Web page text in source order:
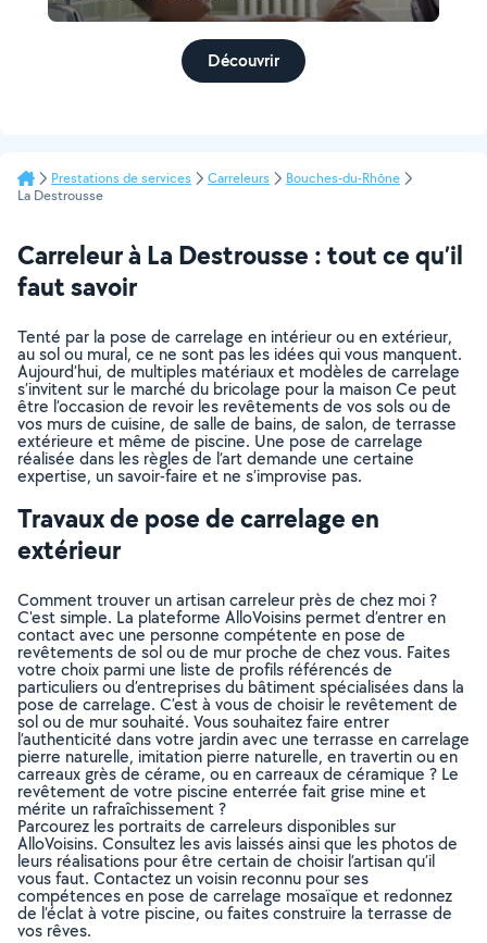
Découvrir
Prestations de services Carreleurs
Bouches-du-Rhône
La Destrousse
Carreleur à La Destrousse : tout ce qu’il
faut savoir
Tenté par la pose de carrelage en intérieur ou en extérieur,
au sol ou mural, ce ne sont pas les idées qui vous manquent.
Aujourd’hui, de multiples matériaux et modèles de carrelage
s’invitent sur le marché du bricolage pour la maison Ce peut
être l’occasion de revoir les revêtements de vos sols ou de
vos murs de cuisine, de salle de bains, de salon, de terrasse
extérieure et même de piscine. Une pose de carrelage
réalisée dans les règles de l’art demande une certaine
expertise, un savoir-faire et ne s’improvise pas.
Travaux de pose de carrelage en
extérieur
Comment trouver un artisan carreleur près de chez moi ?
C'est simple. La plateforme AlloVoisins permet d’entrer en
contact avec une personne compétente en pose de
revêtements de sol ou de mur proche de chez vous. Faites
votre choix parmi une liste de profils référencés de
particuliers ou d’entreprises du bâtiment spécialisées dans la
pose de carrelage. C’est à vous de choisir le revêtement de
sol ou de mur souhaité. Vous souhaitez faire entrer
l’authenticité dans votre jardin avec une terrasse en carrelage
pierre naturelle, imitation pierre naturelle, en travertin ou en
carreaux grès de cérame, ou en carreaux de céramique ? Le
revêtement de votre piscine enterrée fait grise mine et
mérite un rafraîchissement ?
Parcourez les portraits de carreleurs disponibles sur
AlloVoisins. Consultez les avis laissés ainsi que les photos de
leurs réalisations pour être certain de choisir l’artisan qu’il
vous faut. Contactez un voisin reconnu pour ses
compétences en pose de carrelage mosaïque et redonnez
de l’éclat à votre piscine, ou faites construire la terrasse de
vos rêves.